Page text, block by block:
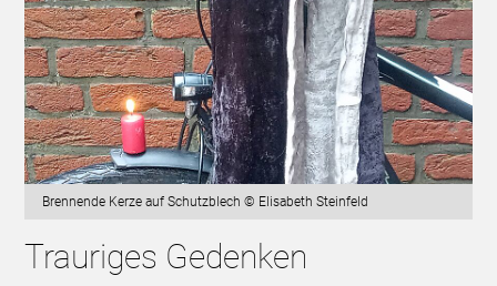
Brennende Kerze auf Schutzblech © Elisabeth Steinfeld
Trauriges Gedenken